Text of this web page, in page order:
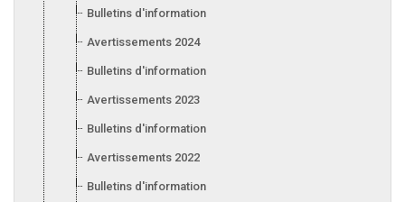
Bulletins d'information 2025
Avertissements 2024
Bulletins d'information 2024
Avertissements 2023
Bulletins d'information 2023
Avertissements 2022
Bulletins d'information 2022